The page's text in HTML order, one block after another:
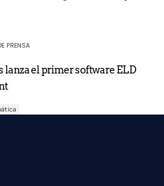
PRENSA
el primer software ELD